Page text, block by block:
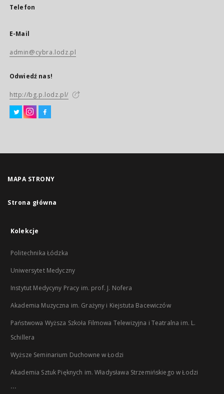
Telefon
E-Mail
admin@cybra.lodz.pl
Odwiedź nas!
http://bg.p.lodz.pl/
MAPA STRONY
Strona główna
Kolekcje
Politechnika Łódzka
Uniwersytet Medyczny
Instytut Medycyny Pracy im. prof. J. Nofera
Akademia Muzyczna im. Grażyny i Kiejstuta Bacewiczów
Państwowa Wyższa Szkoła Filmowa Telewizyjna i Teatralna im. L.
Schillera
Wyższe Seminarium Duchowne w Łodzi
Akademia Sztuk Pięknych im. Władysława Strzemińskiego w Łodzi
...